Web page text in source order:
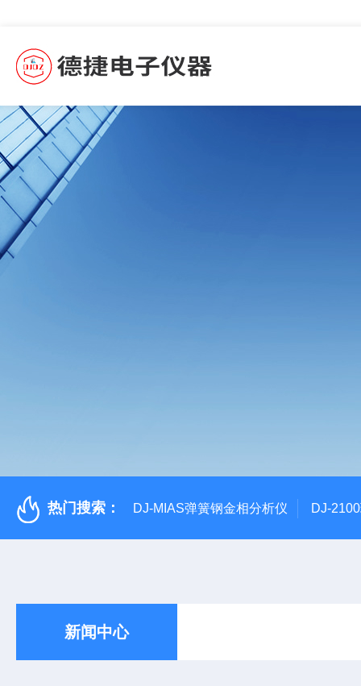
热门搜索： DJ-MIAS弹簧钢金相分析仪 DJ-
新闻中心